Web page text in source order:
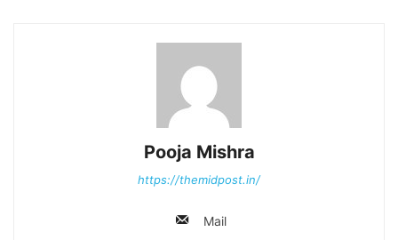
Pooja Mishra
https://themidpost.in/
Mail